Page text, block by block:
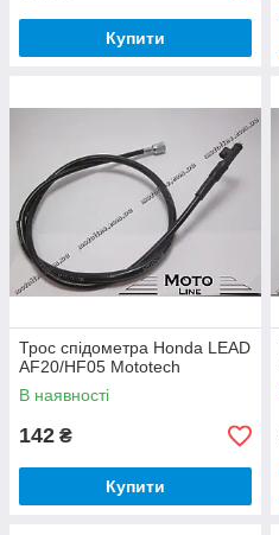
Купити
Трос спідометра Honda LEAD
AF20/HF05 Mototech
В наявності
142 ₴
Купити